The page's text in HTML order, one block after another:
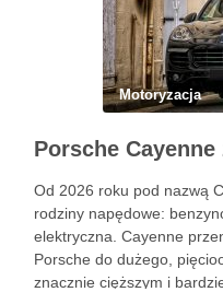
Motoryzacja
Od 2026 roku pod nazwą
rodziny napędowe:
elektryczna. Cayenne
Porsche do dużego,
znacznie cięższym i